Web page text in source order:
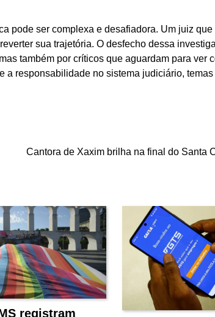
pode ser complexa e desafiadora. Um juiz
sua trajetória. O desfecho dessa
também por críticos que aguardam para ver
responsabilidade no sistema judiciário,
Cantora de Xaxim brilha na final do Santa
registram